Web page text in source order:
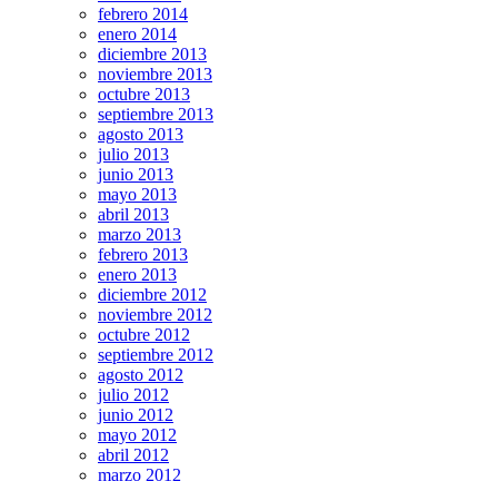
febrero 2014
enero 2014
diciembre 2013
noviembre 2013
octubre 2013
septiembre 2013
agosto 2013
julio 2013
junio 2013
mayo 2013
abril 2013
marzo 2013
febrero 2013
enero 2013
diciembre 2012
noviembre 2012
octubre 2012
septiembre 2012
agosto 2012
julio 2012
junio 2012
mayo 2012
abril 2012
marzo 2012